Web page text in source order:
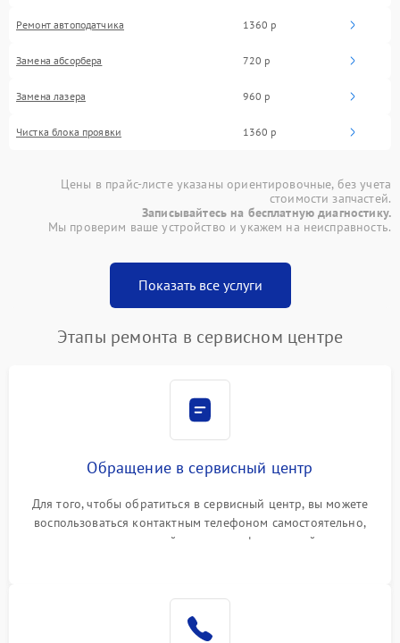
Ремонт автоподатчика 1360 р
Замена абсорбера 720 р
Замена лазера 960 р
Чистка блока проявки 1360 р
Цены в прайс-листе указаны ориентировочные, без учета
стоимости запчастей.
Записывайтесь на бесплатную диагностику.
Мы проверим ваше устройство и укажем на неисправность.
Показать все услуги
Этапы ремонта в сервисном центре
Обращение в сервисный центр
Для того, чтобы обратиться в сервисный центр, вы можете
воспользоваться контактным телефоном самостоятельно,
или оставить свой номер телефона на сайте